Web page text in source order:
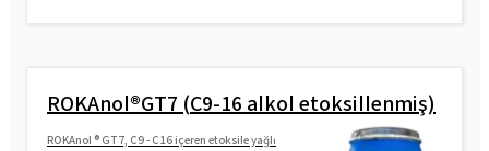
ROKAnol®GT7 (C9-16 alkol etoksillenmiş)
ROKAnol ® GT7, C9 - C16 içeren etoksile yağlı